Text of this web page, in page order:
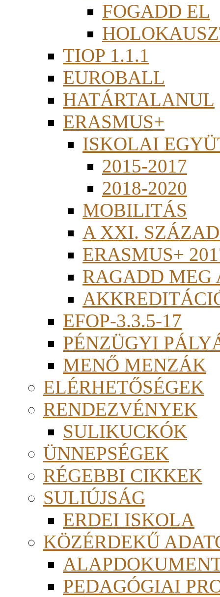
FOGADD EL
TIOP 1.1.1
EUROBALL
HATÁRTALANUL
ERASMUS+
ISKOLAI
2015-2017
2018-2020
MOBILITÁS
A XXI.
ERASMUS+
RAGADD MEG
EFOP-3.3.5-17
PÉNZÜGYI
MENŐ MENZÁK
ELÉRHETŐSÉGEK
RENDEZVÉNYEK
SULIKUCKÓK
ÜNNEPSÉGEK
RÉGEBBI CIKKEK
SULIÚJSÁG
ERDEI ISKOLA
KÖZÉRDEKŰ
PEDAGÓGIAI